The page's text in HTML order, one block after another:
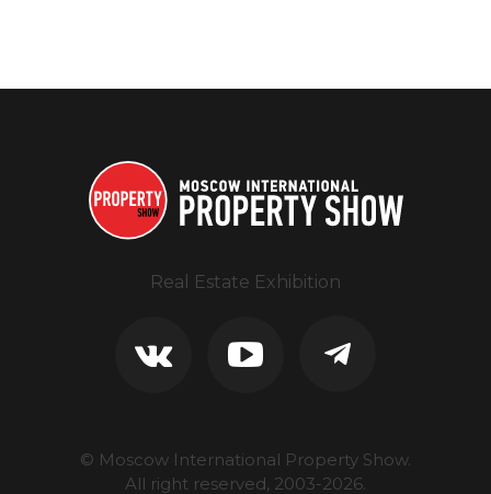
Real Estate Exhibition
© Moscow International Property Show.
All right reserved, 2003-2026.